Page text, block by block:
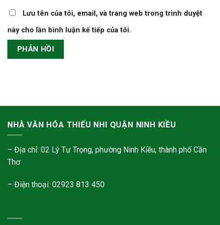
Lưu tên của tôi, email, và trang web trong trình duyệt
này cho lần bình luận kế tiếp của tôi.
NHÀ VĂN HÓA THIẾU NHI QUẬN NINH KIỀU
– Địa chỉ: 02 Lý Tự Trọng, phường Ninh Kiều, thành phố Cần
Thơ
– Điện thoại: 02923 813 450